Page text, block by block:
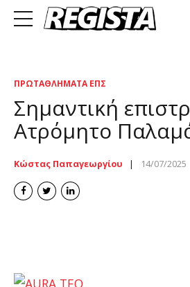
ΠΡΩΤΑΘΛΉΜΑΤΑ ΕΠΣ
Σημαντική
Ατρόμητο
Κώστας Παπαγεωργίου 14/07/2025